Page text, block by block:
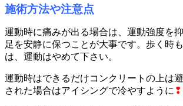
施術方法や注意点
運動時に痛みが出る場合は、運動強度を
足を安静に保つことが大事です。歩く時
は、運動はやめて下さい。
運動時はできるだけコンクリートの上は
された場合はアイシングで冷やすように ❢